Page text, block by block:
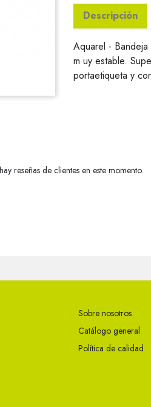
Descripción
Aquarel -
m uy estable.
portaetiqueta y
reseñas de clientes en este momento.
Sobre nosotros
Catálogo general
Política de calidad